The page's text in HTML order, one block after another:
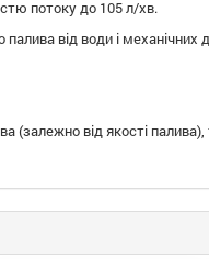
потоку до 105 л/хв.
від води і механічних
(залежно від якості